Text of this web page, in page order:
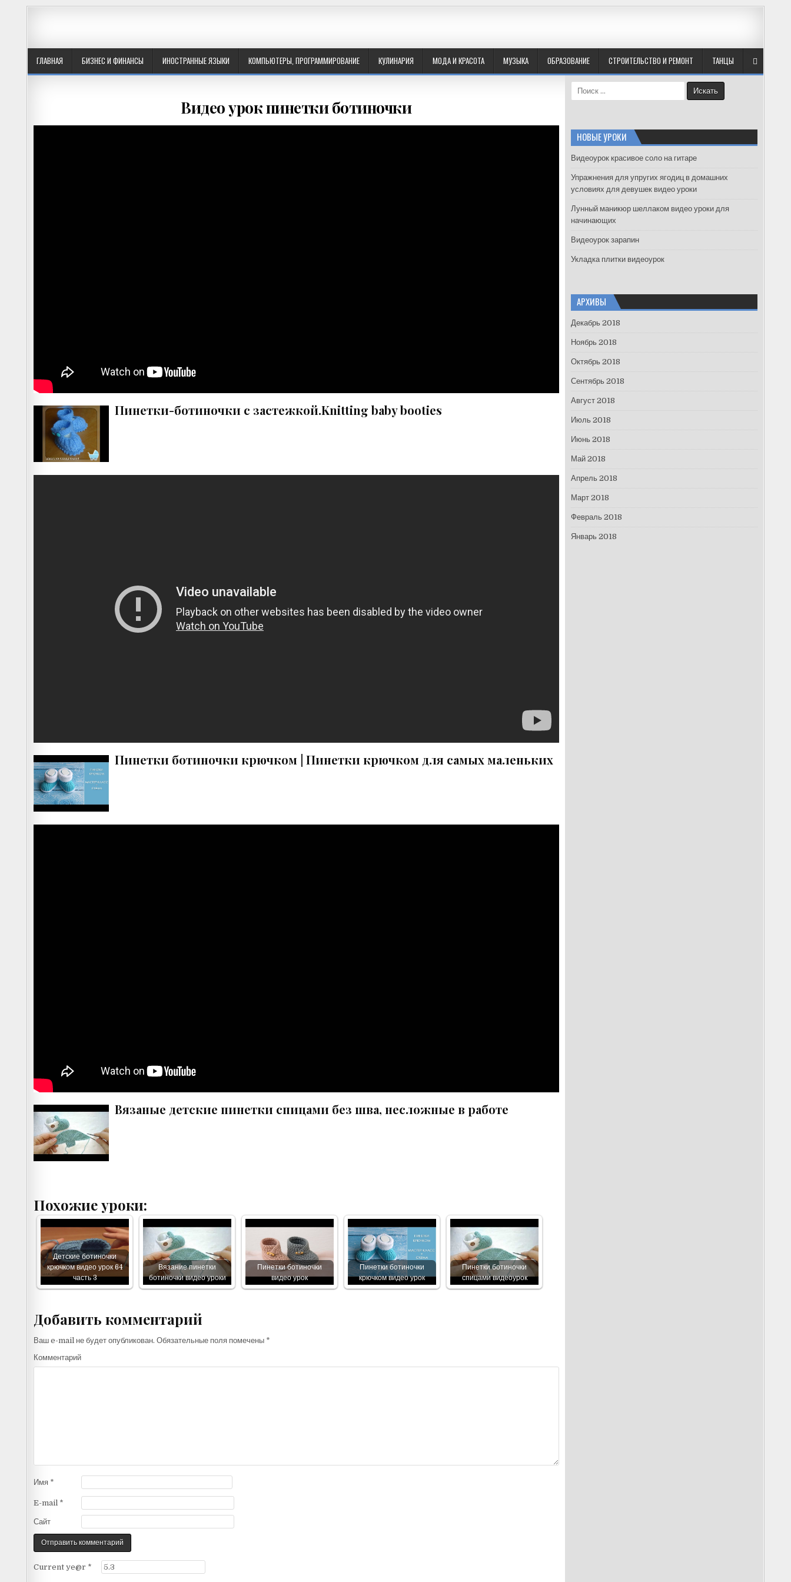
ГЛАВНАЯ БИЗНЕС И ФИНАНСЫ ИНОСТРАННЫЕ ЯЗЫКИ КОМПЬЮТЕРЫ, ПРОГРАММИРОВАНИЕ КУЛИНАРИЯ МОДА И КРАСОТА МУЗЫКА ОБРАЗОВАНИЕ СТРОИТЕЛЬСТВО И РЕМОНТ ТАНЦЫ
Видео урок пинетки ботиночки
Пинетки-ботиночки с застежкой.Knitting baby booties
Пинетки ботиночки крючком | Пинетки крючком для самых маленьких
Вязаные детские пинетки спицами без шва, несложные в работе
Похожие уроки:
Детские ботиночки
крючком видео урок 64
часть 3
Вязание пинетки
ботиночки видео уроки
Пинетки ботиночки
видео урок
Пинетки ботиночки
крючком видео урок
Пинетки ботиночки
спицами видеоурок
Добавить комментарий
Ваш e-mail не будет опубликован. Обязательные поля помечены *
Комментарий
Имя *
E-mail *
Сайт
Current ye@r *
e
h
f
r
:
НОВЫЕ УРОКИ
Видеоурок красивое соло на гитаре
Упражнения для упругих ягодиц в домашних
условиях для девушек видео уроки
Лунный маникюр шеллаком видео уроки для
начинающих
Видеоурок зарапин
Укладка плитки видеоурок
АРХИВЫ
Декабрь 2018
Ноябрь 2018
Октябрь 2018
Сентябрь 2018
Август 2018
Июль 2018
Июнь 2018
Май 2018
Апрель 2018
Март 2018
Февраль 2018
Январь 2018